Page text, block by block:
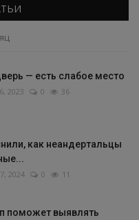
— есть слабое место
2023 0 36
как неандертальцы
2024 0 11
поможет выявлять